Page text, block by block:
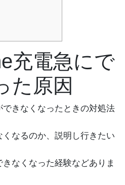
充電急にで
た原因
きなくなったときの対処法
なるのか、説明し行きたい
なくなった経験などありま